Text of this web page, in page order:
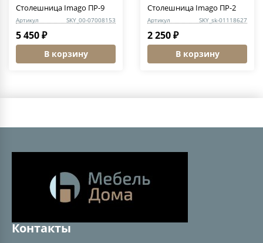
Столешница Imago ПР-9
Артикул SKY_00-07008153
5 450 ₽
В корзину
Столешница Imago ПР-2
Артикул SKY_sk-01118627
2 250 ₽
В корзину
Контакты